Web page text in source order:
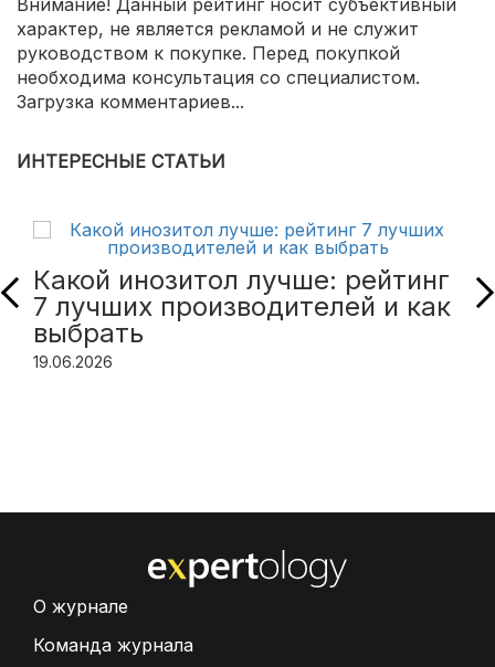
Внимание! Данный рейтинг носит субъективный
характер, не является рекламой и не служит
руководством к покупке. Перед покупкой
необходима консультация со специалистом.
Загрузка комментариев...
ИНТЕРЕСНЫЕ СТАТЬИ
Какой инозитол лучше: рейтинг
7 лучших производителей и как
выбрать
19.06.2026
О журнале
Команда журнала